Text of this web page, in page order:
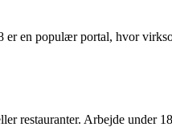
er en populær portal, hvor
restauranter. Arbejde under